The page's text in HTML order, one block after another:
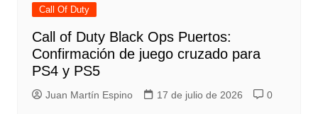
Call Of Duty
Call of Duty Black Ops Puertos:
Confirmación de juego cruzado para
PS4 y PS5
Juan Martín Espino 17 de julio de 2026 0